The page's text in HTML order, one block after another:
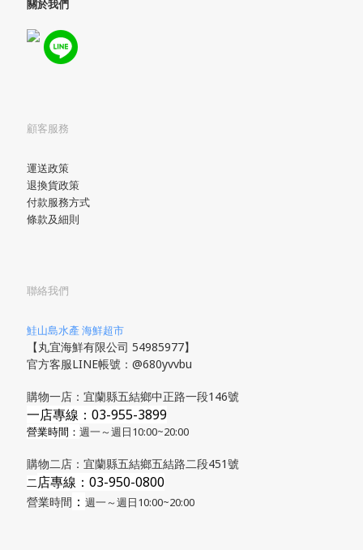
關於我們
顧客服務
運送政策
退換貨政策
付款服務方式
條款及細則
聯絡我們
鮭山島水產 海鮮超市
【丸宜海鮮有限公司 54985977】
官方客服LINE帳號：@680yvvbu
購物一店：宜蘭縣五結鄉中正路一段146號
一店專線：03-955-3899
營業時間： 週一～週日10:00~20:00
購物二店：宜蘭縣五結鄉五結路二段451號
​二店專線 ：03-950-0800
營業時間 ： 週一～週日10:00~20:00